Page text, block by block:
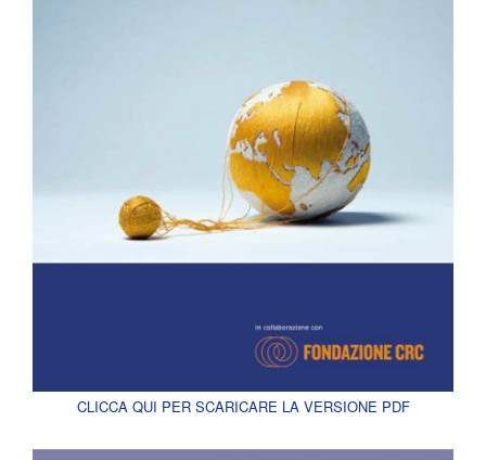
CLICCA QUI PER SCARICARE LA VERSIONE PDF